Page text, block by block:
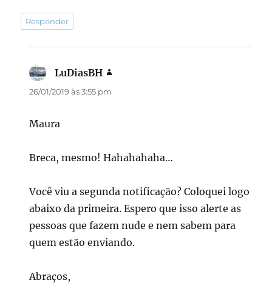
Responder
LuDiasBH
26/01/2019 às 3:55 pm
Maura
Breca, mesmo! Hahahahaha…
Você viu a segunda notificação? Coloquei logo
abaixo da primeira. Espero que isso alerte as
pessoas que fazem nude e nem sabem para
quem estão enviando.
Abraços,